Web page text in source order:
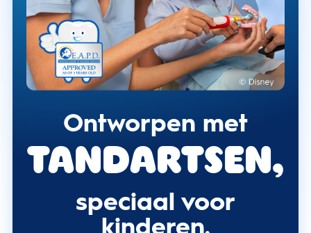
Ontworpen met
tandartsen,
speciaal voor
kinderen.